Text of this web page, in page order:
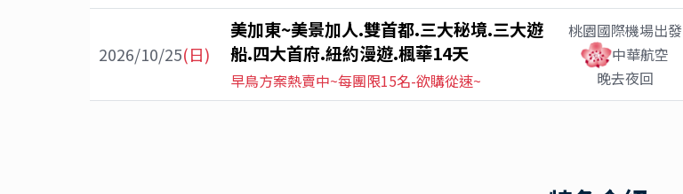
2026/10/25(日)
美加東~美景加人.雙首都.三大秘境.三大遊
船.四大首府.紐約漫遊.楓華14天
早鳥方案熱賣中~每團限15名-欲購從速~
桃園國際機場出發
中華航空
晚去夜回